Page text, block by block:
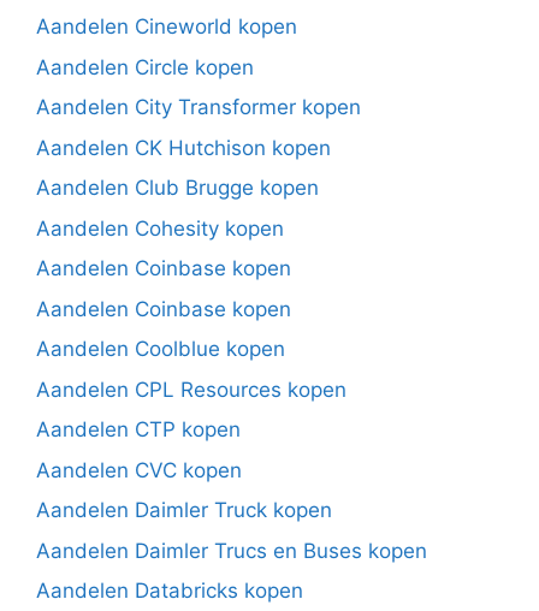
Aandelen Cineworld kopen
Aandelen Circle kopen
Aandelen City Transformer kopen
Aandelen CK Hutchison kopen
Aandelen Club Brugge kopen
Aandelen Cohesity kopen
Aandelen Coinbase kopen
Aandelen Coinbase kopen
Aandelen Coolblue kopen
Aandelen CPL Resources kopen
Aandelen CTP kopen
Aandelen CVC kopen
Aandelen Daimler Truck kopen
Aandelen Daimler Trucs en Buses kopen
Aandelen Databricks kopen